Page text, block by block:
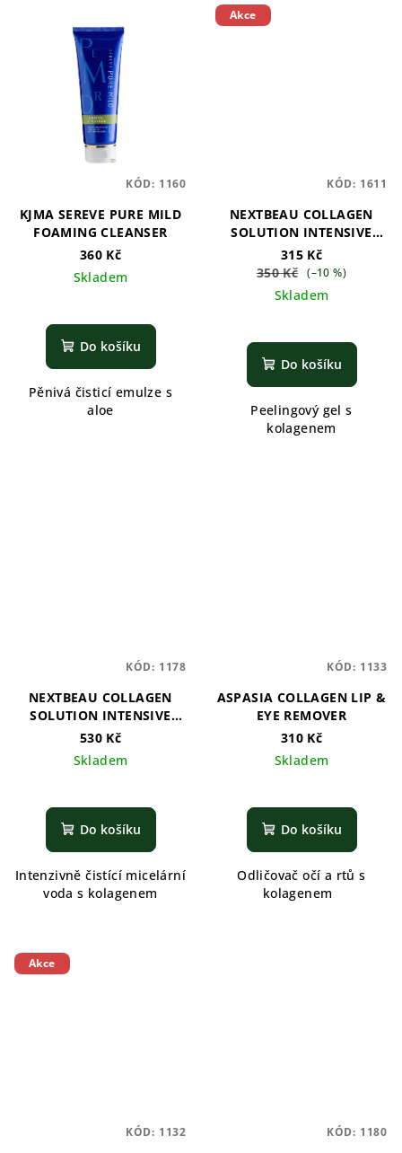
KJMA SEREVE PURE MILD
FOAMING CLEANSER
360 Kč
Skladem
Do košíku
Pěnivá čisticí emulze s
aloe
KÓD: 1160
Akce
NEXTBEAU COLLAGEN
SOLUTION INTENSIVE
PEELING GEL
315 Kč
350 Kč (–10 %)
Skladem
Do košíku
Peelingový gel s
kolagenem
KÓD: 1611
NEXTBEAU COLLAGEN
SOLUTION INTENSIVE
CLEANSING WATER
530 Kč
Skladem
Do košíku
Intenzivně čistící micelární
voda s kolagenem
KÓD: 1178
ASPASIA COLLAGEN LIP &
EYE REMOVER
310 Kč
Skladem
Do košíku
Odličovač očí a rtů s
kolagenem
KÓD: 1133
Akce
KÓD: 1132 KÓD: 1180